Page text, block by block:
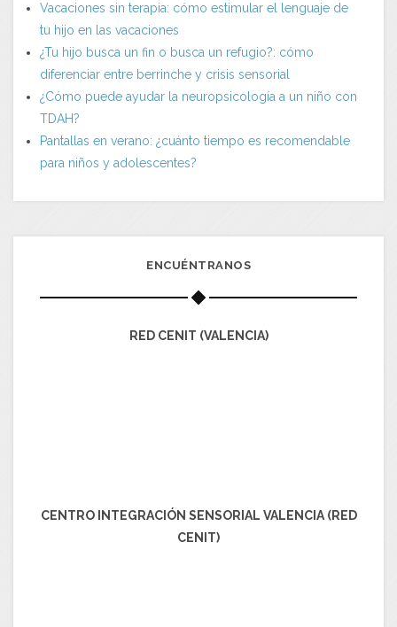
Vacaciones sin terapia: cómo estimular el lenguaje de
tu hijo en las vacaciones
¿Tu hijo busca un fin o busca un refugio?: cómo
diferenciar entre berrinche y crisis sensorial
¿Cómo puede ayudar la neuropsicología a un niño con
TDAH?
Pantallas en verano: ¿cuánto tiempo es recomendable
para niños y adolescentes?
ENCUÉNTRANOS
RED CENIT (VALENCIA)
CENTRO INTEGRACIÓN SENSORIAL VALENCIA (RED
CENIT)